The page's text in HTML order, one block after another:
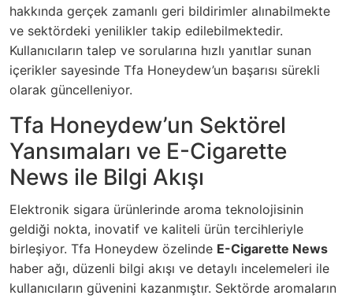
hakkında gerçek zamanlı geri bildirimler alınabilmekte
ve sektördeki yenilikler takip edilebilmektedir.
Kullanıcıların talep ve sorularına hızlı yanıtlar sunan
içerikler sayesinde Tfa Honeydew’un başarısı sürekli
olarak güncelleniyor.
Tfa Honeydew’un Sektörel
Yansımaları ve E-Cigarette
News ile Bilgi Akışı
Elektronik sigara ürünlerinde aroma teknolojisinin
geldiği nokta, inovatif ve kaliteli ürün tercihleriyle
birleşiyor. Tfa Honeydew özelinde E-Cigarette News
haber ağı, düzenli bilgi akışı ve detaylı incelemeleri ile
kullanıcıların güvenini kazanmıştır. Sektörde aromaların